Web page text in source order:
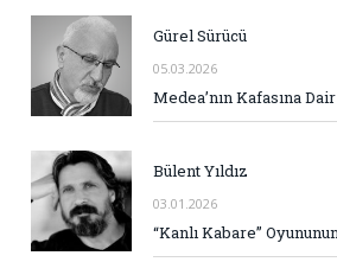
Gürel Sürücü
05.03.2026
Medea’nın Kafasına Dair
Bülent Yıldız
03.01.2026
“Kanlı Kabare”